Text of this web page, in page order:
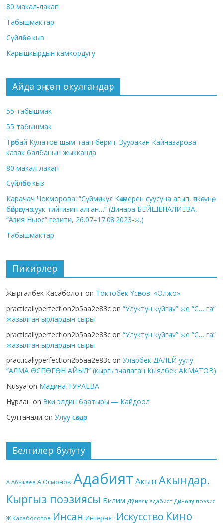
80 макал-лакап
Табышмактар
Сүйлөбөс кыз
Карышкырдын камкордугу
Айда эң көп окулгандар
55 табышмак
55 табышмак
Төрөбай Кулатов шым таап берип, Зууракан Кайназарова
казак балбанын жыкканда
80 макал-лакап
Сүйлөбөс кыз
Карачач Чокморова: “Сүймөнкул Көкөмерен суусуна агып, өпкөсүнө,
бөйрөгүнө суук тийгизип алган…” (Динара БЕЙШЕНАЛИЕВА,
“Азия Ньюс” гезити, 26.07–17.08.2023-ж.)
Табышмактар
Пикирлер
Жыргалбек Касаболот on Токтобек Үсөнов. «Олжо»
practicallyperfection2b5aa2e83c on“Улуктун күйгөнү” же “С… га”
жазылган ырлардын сыры
practicallyperfection2b5aa2e83c on“Улуктун күйгөнү” же “С… га”
жазылган ырлардын сыры
practicallyperfection2b5aa2e83c onУларбек ДАЛЕЙ уулу.
“АЛМА ӨСПӨГӨН АЙЫЛ” (кыргызчалаган Кыялбек АКМАТОВ)
Nusya on Мадина ТУРАЕВА
Нұрлан on Эки элдин баатыры — Кайдоол
Султанали onУлуу сөздөр
Белгилер булуту
А.Абыкаев А.Осмонов Адабият Акын Акындар.
Кыргыз поэзиясы Билим Дүйнөлүк адабият Дүйнөлүк поэзия
Ж.Касаболотов Инсан Интернет Искусство Кино